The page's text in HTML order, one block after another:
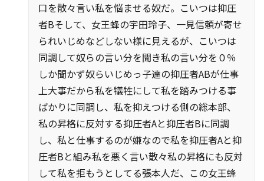
口を散々言い私を悩ませる奴だ。こいつは抑圧
者Bそして、女王蜂の宇田玲子、一見信頼が寄せ
られいじめなどしない様に見えるが、こいつは
同調して奴らの言い分を聞き私の言い分を０％
しか聞かず奴らいじめっ子達の抑圧者ABが仕事
上大事だから私を犠牲にして私を踏みつける事
ばかりに同調し、私を抑えつける側の総本部、
私の昇格に反対する抑圧者Aと抑圧者Bに同調
し、私と仕事するのが嫌なので私を抑圧者Aと抑
圧者Bと組み私を悪く言い散々私の昇格にも反対
して私を拒もうとしてる張本人だ、この女王蜂